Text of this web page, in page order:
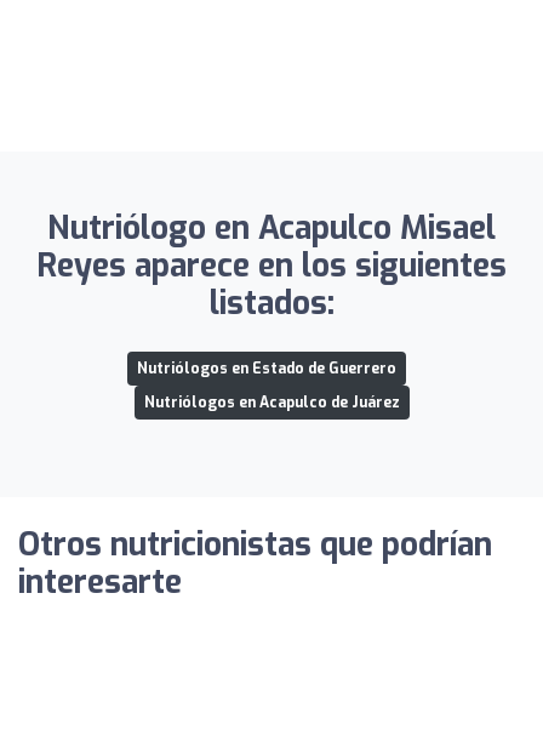
Nutriólogo en Acapulco Misael
Reyes aparece en los siguientes
listados:
Nutriólogos en Estado de Guerrero
Nutriólogos en Acapulco de Juárez
Otros nutricionistas que podrían
interesarte